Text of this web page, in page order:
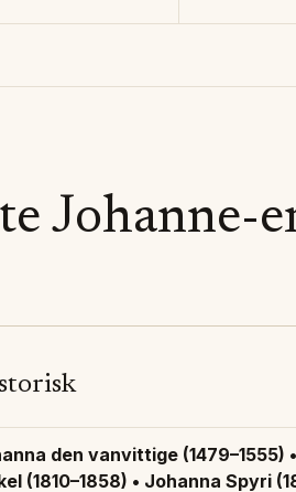
Johanne-
den vanvittige (1479–1555)
(1810–1858) • Johanna Spyri